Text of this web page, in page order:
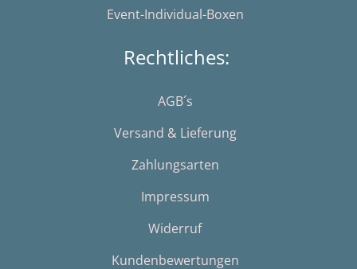
Event-Individual-Boxen
Rechtliches:
AGB´s
Versand & Lieferung
Zahlungsarten
Impressum
Widerruf
Kundenbewertungen